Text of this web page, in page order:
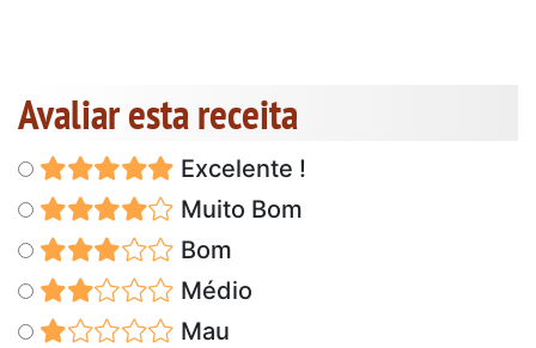
Avaliar esta receita
Excelente !
Muito Bom
Bom
Médio
Mau